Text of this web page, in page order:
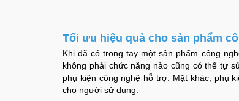
Tối ưu hiệu quả cho sản phẩm
Khi đã có trong tay một sản phẩm công
không phải chức năng nào cũng có thể tự
phụ kiện công nghệ hỗ trợ. Mặt khác, phụ
cho người sử dụng.